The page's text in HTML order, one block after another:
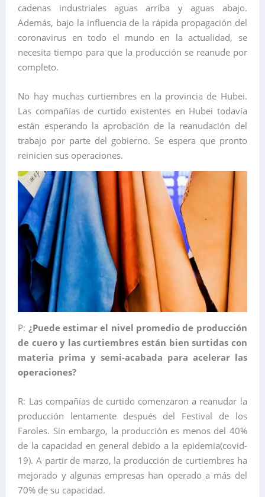
cadenas industriales aguas arriba y aguas abajo.
Además, bajo la influencia de la rápida propagación del
coronavirus en todo el mundo en la actualidad, se
necesita tiempo para que la producción se reanude por
completo.
No hay muchas curtiembres en la provincia de Hubei.
Las compañías de curtido existentes en Hubei todavía
están esperando la aprobación de la reanudación del
trabajo por parte del gobierno. Se espera que pronto
reinicien sus operaciones.
P: ¿Puede estimar el nivel promedio de producción
de cuero y las curtiembres están bien surtidas con
materia prima y semi-acabada para acelerar las
operaciones?
R: Las compañías de curtido comenzaron a reanudar la
producción lentamente después del Festival de los
Faroles. Sin embargo, la producción es menos del 40%
de la capacidad en general debido a la epidemia(covid-
19). A partir de marzo, la producción de curtiembres ha
mejorado y algunas empresas han operado a más del
70% de su capacidad.